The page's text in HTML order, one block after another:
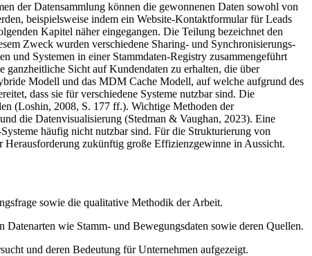
der Datensammlung können die gewonnenen Daten sowohl von
beispielsweise indem ein Website-Kontaktformular für Leads
Kapitel näher eingegangen. Die Teilung bezeichnet den
Zweck wurden verschiedene Sharing- und Synchronisierungs-
und Systemen in einer Stammdaten-Registry zusammengeführt
Sicht auf Kundendaten zu erhalten, die über
Modell und das MDM Cache Modell, auf welche aufgrund des
dass sie für verschiedene Systeme nutzbar sind. Die
(Loshin, 2008, S. 177 ff.). Wichtige Methoden der
die Datenvisualisierung (Stedman & Vaughan, 2023). Eine
häufig nicht nutzbar sind. Für die Strukturierung von
Herausforderung zukünftig große Effizienzgewinne in Aussicht.
sowie die qualitative Methodik der Arbeit.
wie Stamm- und Bewegungsdaten sowie deren Quellen.
und deren Bedeutung für Unternehmen aufgezeigt.